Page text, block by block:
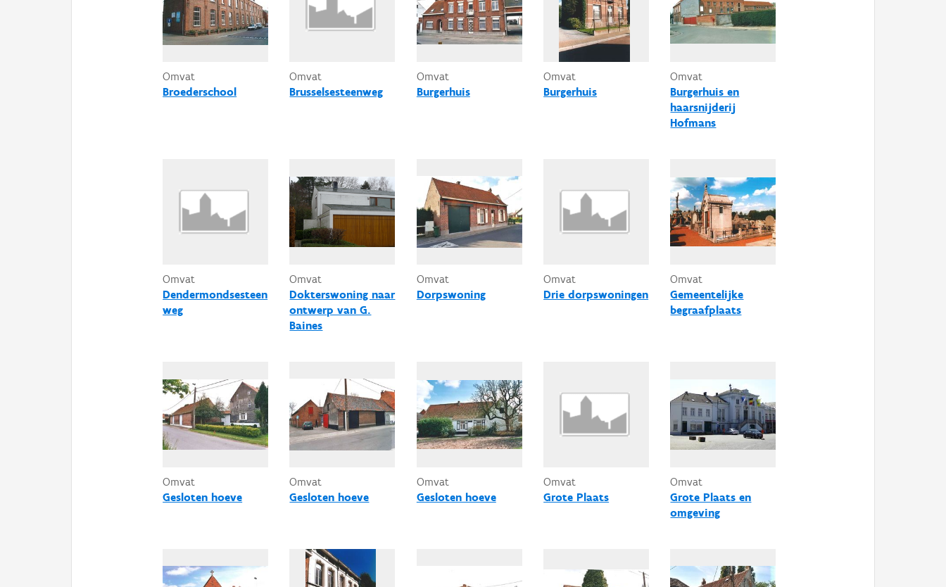
Omvat
Broederschool
Omvat
Brusselsesteenweg
Omvat
Burgerhuis
Omvat
Burgerhuis
Omvat
Burgerhuis en
haarsnijderij
Hofmans
Omvat
Dendermondsesteen
weg
Omvat
Dokterswoning naar
ontwerp van G.
Baines
Omvat
Dorpswoning
Omvat
Drie dorpswoningen
Omvat
Gemeentelijke
begraafplaats
Omvat
Gesloten hoeve
Omvat
Gesloten hoeve
Omvat
Gesloten hoeve
Omvat
Grote Plaats
Omvat
Grote Plaats en
omgeving